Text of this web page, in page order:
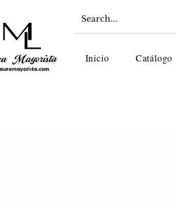
Inicio Catálogo